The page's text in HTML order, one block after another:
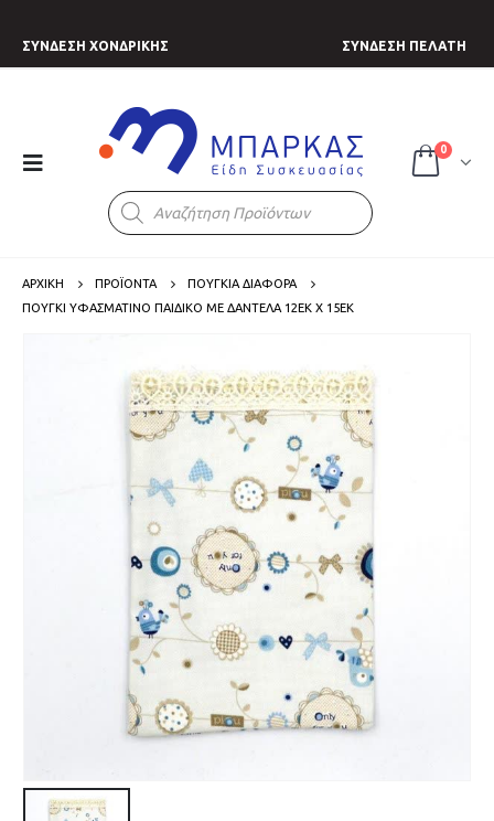
ΣΥΝΔΕΣΗ ΧΟΝΔΡΙΚΗΣ ΣΥΝΔΕΣΗ ΠΕΛΑΤΗ
Products
search
0
ΑΡΧΙΚΗ ΠΡΟΪΟΝΤΑ
ΠΟΥΓΚΙΑ ΔΙΑΦΟΡΑ
ΠΟΥΓΚΊ ΥΦΑΣΜΆΤΙΝΟ ΠΑΙΔΙΚΌ ΜΕ ΔΑΝΤΈΛΑ 12ΕΚ Χ 15ΕΚ